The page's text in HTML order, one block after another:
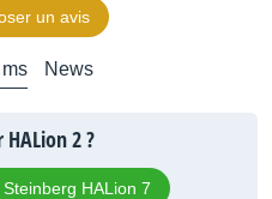
un avis
News
2 ?
HALion 7